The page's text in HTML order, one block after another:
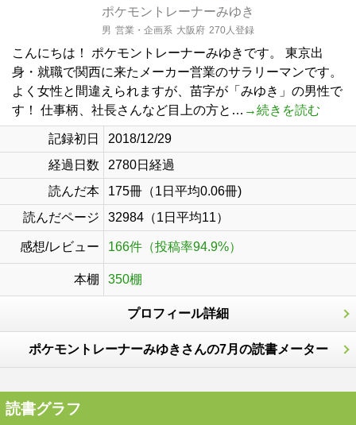
ポケモントレーナーみゆき
男 営業・企画系 大阪府 270人登録
こんにちは！ ポケモントレーナーみゆきです。 東京出
身・就職で関西に来たメーカー営業のサラリーマンです。
よく女性と間違えられますが、苗字が「みゆき」の男性で
す！ 仕事柄、社長さんなど目上の方と… →続きを読む
記録初日
2018/12/29
経過日数
2780日経過
読んだ本
175冊（1日平均0.06冊)
読んだページ
32984（1日平均11）
感想/レビュー 166件（投稿率94.9%）
本棚 350棚
プロフィール詳細
ポケモントレーナーみゆきさんの7月の読書メーター
読書グラフ